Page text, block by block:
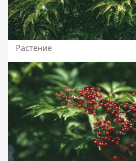
Растение